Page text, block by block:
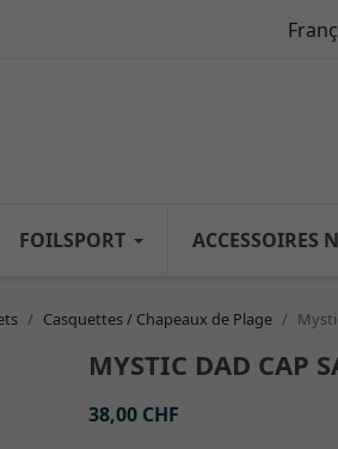
FOILSPORT ACCESSOIRES
Casquettes / Chapeaux de Plage
MYSTIC DAD CAP
38,00 CHF